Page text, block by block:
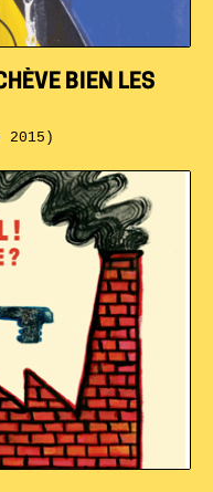
BIEN LES